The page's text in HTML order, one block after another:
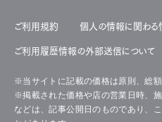
ご利用規約 個人の情報に関わる
ご利用履歴情報の外部送信について
※当サイトに記載の価格は原則、総額
※掲載された価格や店の営業日時、
などは、記事公開日のものであり、